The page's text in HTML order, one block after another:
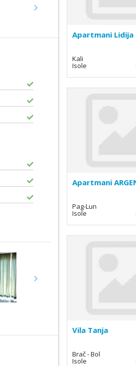
Next
Next
Apartmani Lidija
Kali
Isole
Apartmani
Pag-Lun
Isole
Vila Tanja
Brač - Bol
Isole